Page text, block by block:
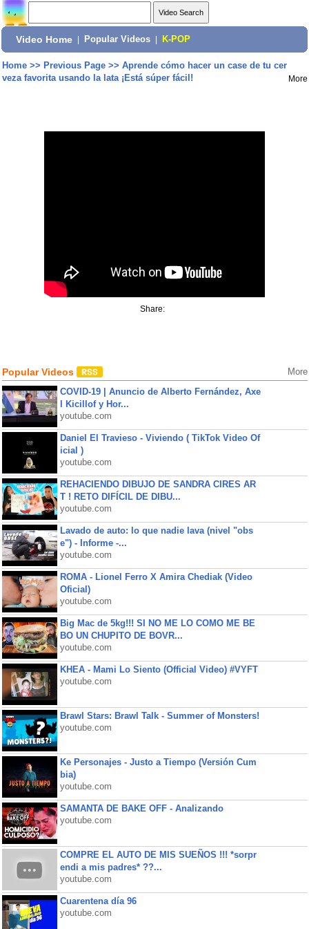
Video Home Popular Videos K-POP
Home>> Previous Page>> Aprende cómo hacer un case de tu cer
veza favorita usando la lata ¡Está súper fácil!
More
Share:
Popular Videos More
COVID-19 | Anuncio de Alberto Fernández, Axe
l Kicillof y Hor...
youtube.com
Daniel El Travieso - Viviendo ( TikTok Video Of
icial )
youtube.com
REHACIENDO DIBUJO DE SANDRA CIRES AR
T ! RETO DIFÍCIL DE DIBU...
youtube.com
Lavado de auto: lo que nadie lava (nivel "obs
e") - Informe -...
youtube.com
ROMA - Lionel Ferro X Amira Chediak (Video
Oficial)
youtube.com
Big Mac de 5kg!!! SI NO ME LO COMO ME BE
BO UN CHUPITO DE BOVR...
youtube.com
KHEA - Mami Lo Siento (Official Video) #VYFT
youtube.com
Brawl Stars: Brawl Talk - Summer of Monsters!
youtube.com
Ke Personajes - Justo a Tiempo (Versión Cum
bia)
youtube.com
SAMANTA DE BAKE OFF - Analizando
youtube.com
COMPRE EL AUTO DE MIS SUEÑOS !!! *sorpr
endi a mis padres* ??...
youtube.com
Cuarentena día 96
youtube.com